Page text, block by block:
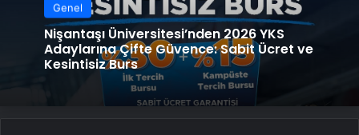
Genel
Nişantaşı Üniversitesi’nden 2026 YKS
Adaylarına Çifte Güvence: Sabit Ücret ve
Kesintisiz Burs